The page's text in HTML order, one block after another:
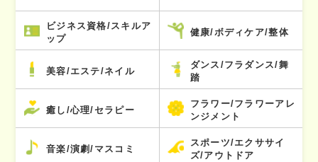
ビジネス資格/スキルア
ップ
健康/ボディケア/整体
美容/エステ/ネイル
ダンス/フラダンス/舞
踏
癒し/心理/セラピー
フラワー/フラワーアレ
ンジメント
音楽/演劇/マスコミ
スポーツ/エクササイ
ズ/アウトドア